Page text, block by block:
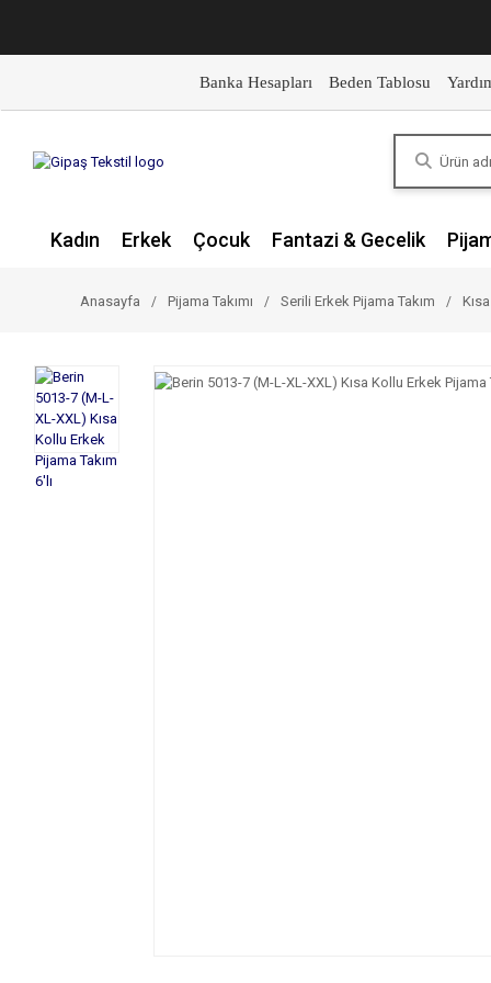
Banka Hesapları Beden Tablosu
Kadın Erkek Çocuk Fantazi & Gecelik
Anasayfa Pijama Takımı Serili Erkek Pijama Takım